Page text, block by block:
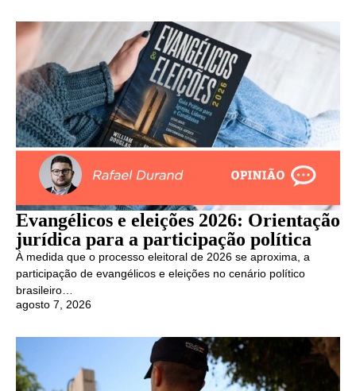
Evangélicos e eleições 2026: Orientação
jurídica para a participação política
À medida que o processo eleitoral de 2026 se aproxima, a
participação de evangélicos e eleições no cenário político
brasileiro…
agosto 7, 2026